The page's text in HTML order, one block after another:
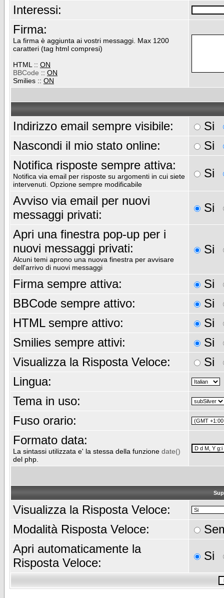
Interessi:
Firma:
La firma è aggiunta ai vostri messaggi. Max 1200
caratteri (tag html compresi)
HTML :: ON
BBCode :: ON
Smilies :: ON
Indirizzo email sempre visibile:
Si
Nascondi il mio stato online:
Si
Notifica risposte sempre attiva:
Notifica via email per risposte su argomenti in cui siete
intervenuti. Opzione sempre modificabile
Si
Avviso via email per nuovi
messaggi privati:
Si
Apri una finestra pop-up per i
nuovi messaggi privati:
Alcuni temi aprono una nuova finestra per avvisare
dell'arrivo di nuovi messaggi
Si
Firma sempre attiva:
Si
BBCode sempre attivo:
Si
HTML sempre attivo:
Si
Smilies sempre attivi:
Si
Visualizza la Risposta Veloce:
Si
Lingua:
Tema in uso:
Fuso orario:
Formato data:
La sintassi utilizzata e' la stessa della funzione date()
del php.
Visualizza la Risposta Veloce:
Modalità Risposta Veloce:
Apri automaticamente la
Risposta Veloce:
Si